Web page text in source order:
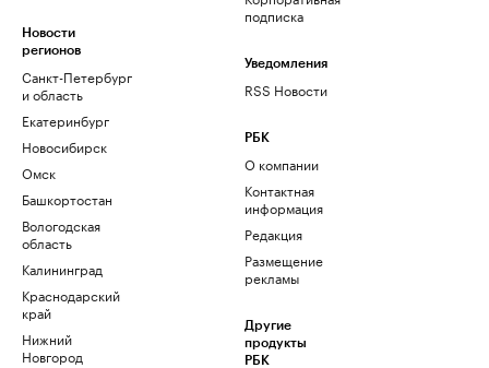
Новости
регионов
Санкт-Петербург
и область
Екатеринбург
Новосибирск
Омск
Башкортостан
Вологодская
область
Калининград
Краснодарский
край
Нижний
Новгород
подписка
Уведомления
RSS Новости
РБК
О компании
Контактная
информация
Редакция
Размещение
рекламы
Другие
продукты
РБК